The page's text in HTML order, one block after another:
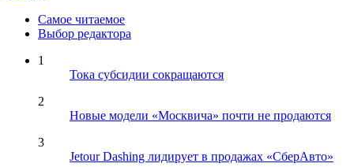
Самое читаемое
Выбор редактора
1
Тока субсидии сокращаются
2
Новые модели «Москвича» почти не продаются
3
Jetour Dashing лидирует в продажах «СберАвто»